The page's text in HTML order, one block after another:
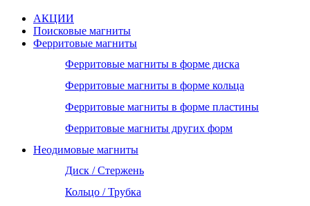
АКЦИИ
Поисковые магниты
Ферритовые магниты
Ферритовые магниты в форме диска
Ферритовые магниты в форме кольца
Ферритовые магниты в форме пластины
Ферритовые магниты других форм
Неодимовые магниты
Диск / Стержень
Кольцо / Трубка